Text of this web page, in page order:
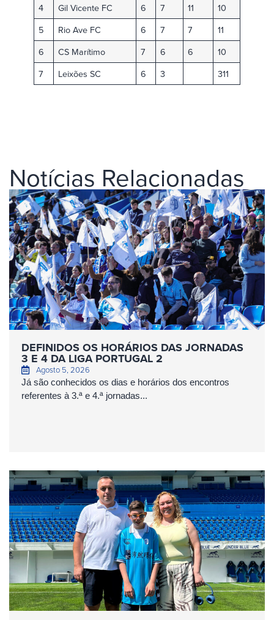
4 Gil Vicente FC 6 7 11
10
5
Rio Ave FC 6 7 7
11
6
CS Marítimo 7 6 6
10
7
Leixões SC 6 3 311
Notícias Relacionadas
DEFINIDOS OS HORÁRIOS DAS JORNADAS
3 E 4 DA LIGA PORTUGAL 2
Agosto 5, 2026
Já são conhecidos os dias e horários dos encontros
referentes à 3.ª e 4.ª jornadas...